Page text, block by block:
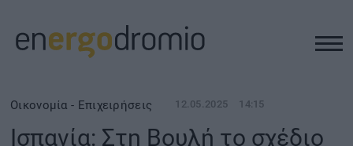
ΥΠΟΔΟΜΕΣ
Οικονομία - Επιχειρήσεις 12.05.2025 14:15
Ισπανία: Στη Βουλή το σχέδιο